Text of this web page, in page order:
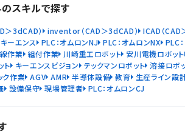
スキルで探す
3dCAD） inventor（CAD＞3dCAD） ICAD（CAD
ーエンス PLC：オムロンNJ PLC：オムロンNX PLC
作業 組付作業 川崎重工ロボット 安川電機ロボット
ト キーエンスビジョン テックマンロボット 溶接ロボ
ク作業 AGV AMR 半導体設備 教育 生産ライン設
設備保守 現場管理者 PLC：オムロンCJ